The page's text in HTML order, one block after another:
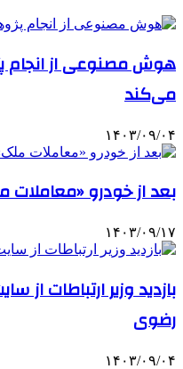
هوش مصنوعی از انجام
می‌کند
۱۴۰۳/۰۹/۰۴
بعد از خودرو
۱۴۰۳/۰۹/۱۷
رضوی
۱۴۰۳/۰۹/۰۴